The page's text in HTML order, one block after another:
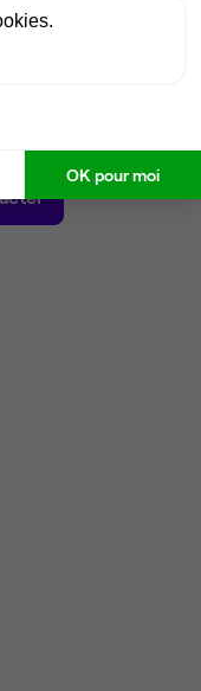
OK pour moi